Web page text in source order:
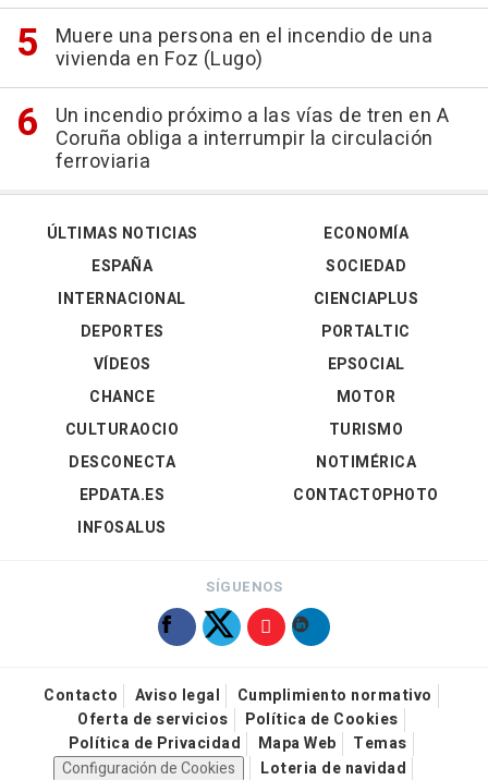
Muere una persona en el incendio de una
vivienda en Foz (Lugo)
Un incendio próximo a las vías de tren en A
Coruña obliga a interrumpir la circulación
ferroviaria
ÚLTIMAS NOTICIAS
ESPAÑA
INTERNACIONAL
DEPORTES
VÍDEOS
ECONOMÍA
SOCIEDAD
CIENCIAPLUS
PORTALTIC
EPSOCIAL
CHANCE
CULTURAOCIO
DESCONECTA
EPDATA.ES
INFOSALUS
MOTOR
TURISMO
NOTIMÉRICA
CONTACTOPHOTO
SÍGUENOS
Contacto Aviso legal
Cumplimiento normativo
Oferta de servicios
Política de Cookies
Política de Privacidad
Mapa Web
Temas
Configuración de Cookies
Loteria de navidad